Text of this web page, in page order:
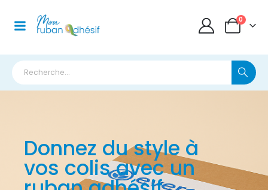
0
Donnez du style à
vos colis avec un